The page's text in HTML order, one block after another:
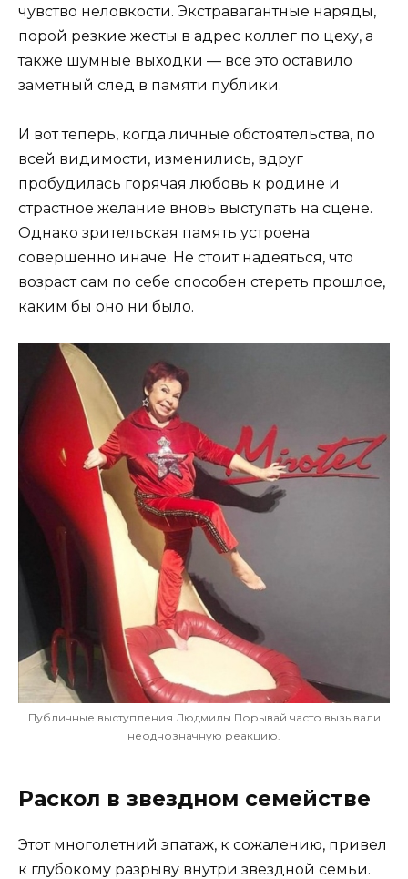
чувство неловкости. Экстравагантные наряды,
порой резкие жесты в адрес коллег по цеху, а
также шумные выходки — все это оставило
заметный след в памяти публики.
И вот теперь, когда личные обстоятельства, по
всей видимости, изменились, вдруг
пробудилась горячая любовь к родине и
страстное желание вновь выступать на сцене.
Однако зрительская память устроена
совершенно иначе. Не стоит надеяться, что
возраст сам по себе способен стереть прошлое,
каким бы оно ни было.
Публичные выступления Людмилы Порывай часто вызывали
неоднозначную реакцию.
Раскол в звездном семействе
Этот многолетний эпатаж, к сожалению, привел
к глубокому разрыву внутри звездной семьи.